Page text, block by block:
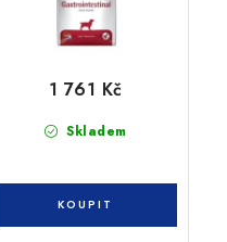
Skladem
1 761 Kč